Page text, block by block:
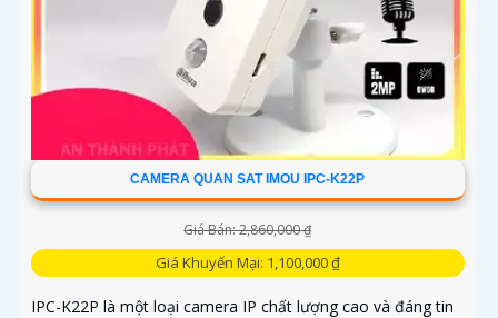
CAMERA QUAN SAT IMOU IPC-K22P
Giá Bán: 2,860,000 ₫
Giá Khuyến Mại: 1,100,000 ₫
IPC-K22P là một loại camera IP chất lượng cao và đáng tin